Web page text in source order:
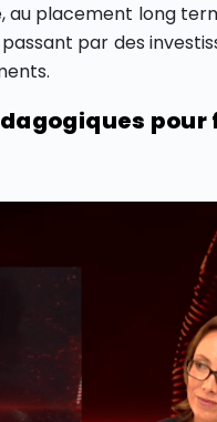
au placement long
par des